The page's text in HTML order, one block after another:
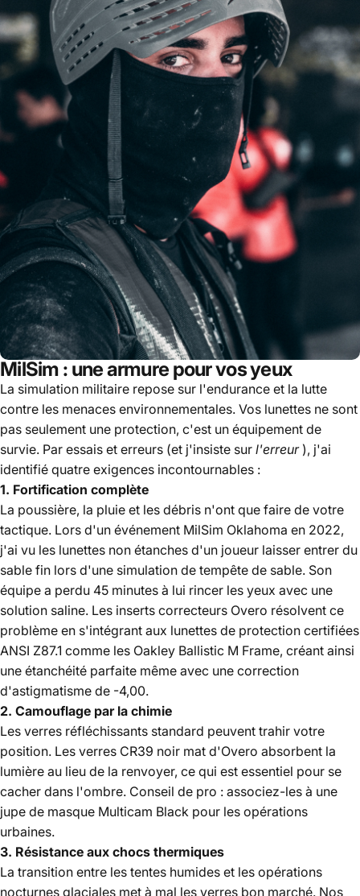
MilSim : une armure pour vos yeux
La simulation militaire repose sur l'endurance et la lutte
contre les menaces environnementales. Vos lunettes ne sont
pas seulement une protection, c'est un équipement de
survie. Par essais et erreurs (et j'insiste sur l'erreur), j'ai
identifié quatre exigences incontournables :
1. Fortification complète
La poussière, la pluie et les débris n'ont que faire de votre
tactique. Lors d'un événement MilSim Oklahoma en 2022,
j'ai vu les lunettes non étanches d'un joueur laisser entrer du
sable fin lors d'une simulation de tempête de sable. Son
équipe a perdu 45 minutes à lui rincer les yeux avec une
solution saline. Les inserts correcteurs Overo résolvent ce
problème en s'intégrant aux lunettes de protection certifiées
ANSI Z87.1 comme les Oakley Ballistic M Frame, créant ainsi
une étanchéité parfaite même avec une correction
d'astigmatisme de -4,00.
2. Camouflage par la chimie
Les verres réfléchissants standard peuvent trahir votre
position. Les verres CR39 noir mat d'Overo absorbent la
lumière au lieu de la renvoyer, ce qui est essentiel pour se
cacher dans l'ombre. Conseil de pro : associez-les à une
jupe de masque Multicam Black pour les opérations
urbaines.
3. Résistance aux chocs thermiques
La transition entre les tentes humides et les opérations
nocturnes glaciales met à mal les verres bon marché. Nos